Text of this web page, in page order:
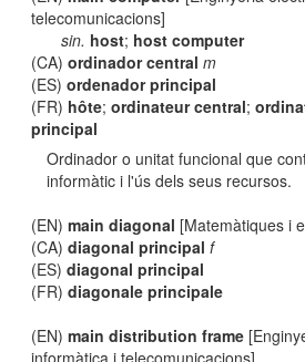
telecomunicacions]
sin. host; host computer
(CA)ordinador central m
(ES)ordenador principal
(FR) hôte;ordinateur central;
principal
Ordinador o unitat funcional que
informàtic i l'ús dels seus recursos.
(EN)main diagonal [Matemàtiques i
(CA)diagonal principal f
(ES)diagonal principal
(FR)diagonale principale
(EN)main distribution frame
informàtica i telecomunicacions]